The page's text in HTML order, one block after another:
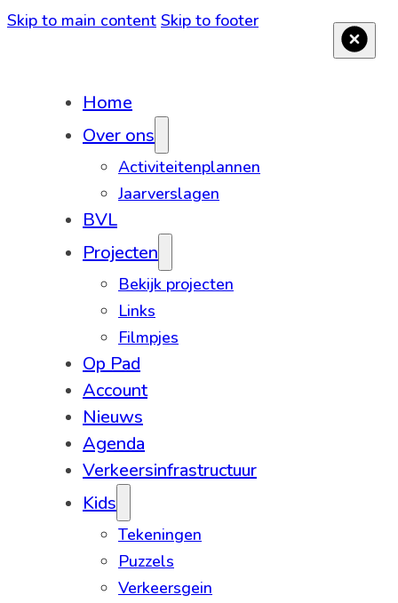
Skip to main content Skip to footer
Home
Over ons
Activiteitenplannen
Jaarverslagen
BVL
Projecten
Bekijk projecten
Links
Filmpjes
Op Pad
Account
Nieuws
Agenda
Verkeersinfrastructuur
Kids
Tekeningen
Puzzels
Verkeersgein